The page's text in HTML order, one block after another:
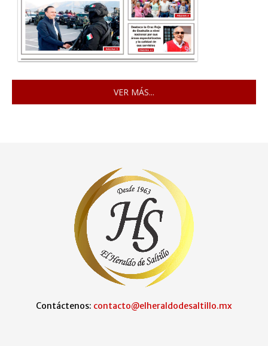
VER MÁS...
Contáctenos: contacto@elheraldodesaltillo.mx